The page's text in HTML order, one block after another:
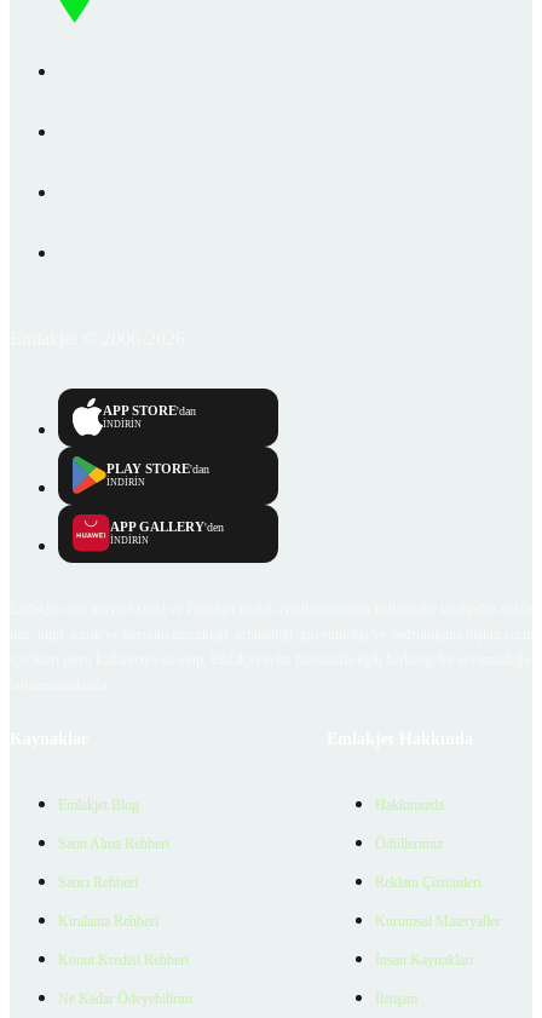
APP STORE'dan
İNDİRİN
PLAY STORE'dan
İNDİRİN
APP GALLERY'den
İNDİRİN
Emlakjet Blog
Satın Alma Rehberi
Satıcı Rehberi
Kiralama Rehberi
Konut Kredisi Rehberi
Ne Kadar Ödeyebilirim
Hakkımızda
Ödüllerimiz
Reklam Çözümleri
Kurumsal Materyaller
İnsan Kaynakları
İletişim